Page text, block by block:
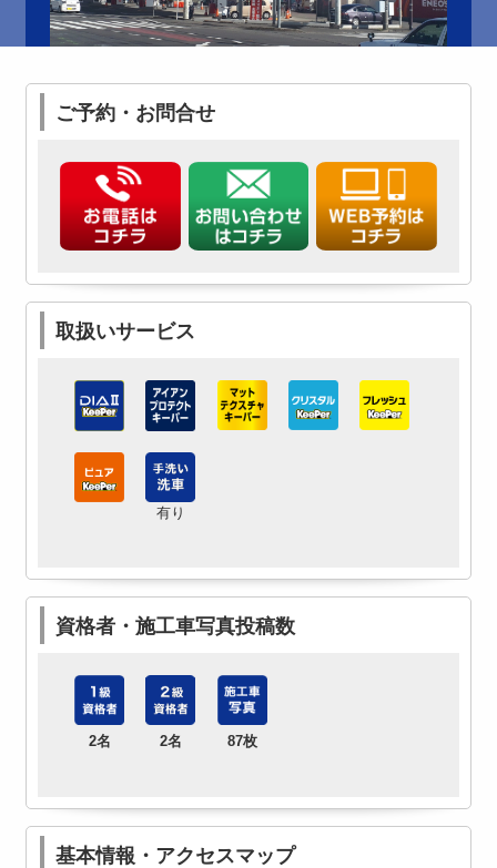
ご予約・お問合せ
取扱いサービス
有り
資格者・施工車写真投稿数
2名 2名 87枚
基本情報・アクセスマップ